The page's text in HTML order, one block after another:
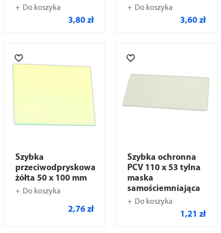
Do koszyka
3,80 zł
Do koszyka
3,60 zł
Szybka
przeciwodpryskowa
żółta 50 x 100 mm
Do koszyka
2,76 zł
Szybka ochronna
PCV 110 x 53 tylna
maska
samościemniająca
Do koszyka
1,21 zł